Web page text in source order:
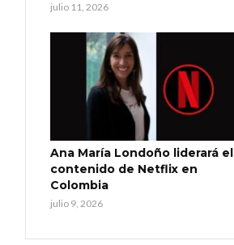
julio 11, 2026
Ana María Londoño liderará el
contenido de Netflix en
Colombia
julio 9, 2026